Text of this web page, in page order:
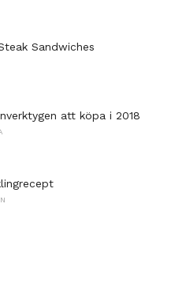
Sandwiches
att köpa i 2018